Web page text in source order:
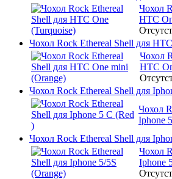
Чохол
HTC
Чохол Rock Ethereal Shell для
Чохол
HTC
Чохол Rock Ethereal Shell для
Чохол
Iphone
Чохол Rock Ethereal Shell для
Чохол
Iphone